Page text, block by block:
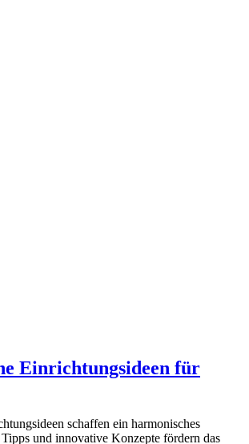
Einrichtungsideen für
schaffen ein harmonisches
und innovative Konzepte fördern das